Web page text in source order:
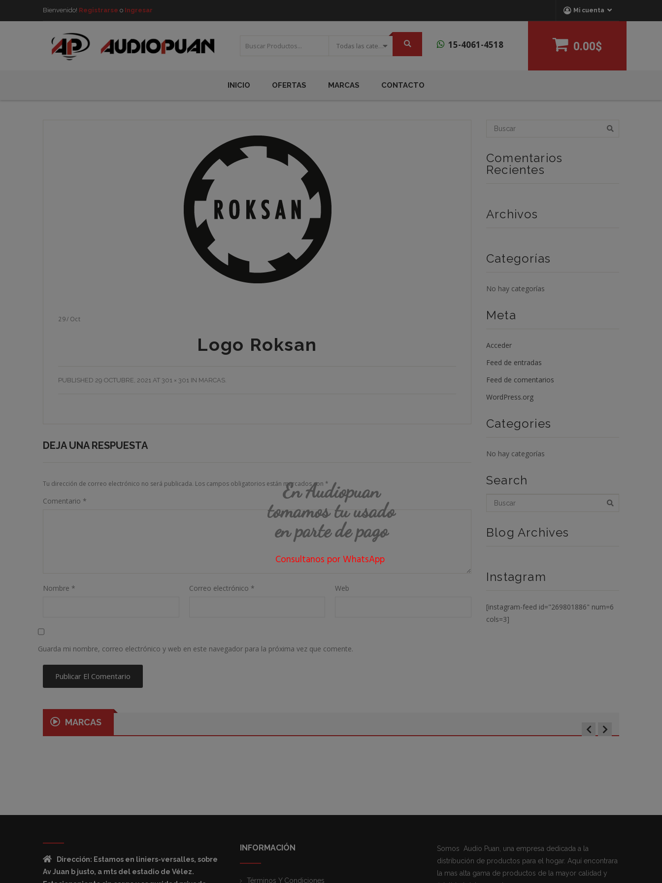
Bienvenido! Registrarse o Ingresar Mi cuenta
Todas las categorias 15-4061-4518 0.00$
INICIO OFERTAS MARCAS CONTACTO
29/ Oct
Logo Roksan
PUBLISHED 29 OCTUBRE, 2021 AT 301 × 301 IN MARCAS
DEJA UNA RESPUESTA
Tu dirección de correo electrónico no será publicada. Los campos obligatorios están marcados con *
Comentario *
Nombre * Correo electrónico * Web
Guarda mi nombre, correo electrónico y web en este navegador para la próxima vez que comente.
Comentarios
Recientes
Archivos
Categorías
No hay categorías
Meta
Acceder
Feed de entradas
Feed de comentarios
WordPress.org
Categories
No hay categorías
Search
Blog Archives
Instagram
[instagram-feed id="269801886" num=6
cols=3]
MARCAS
Dirección: Estamos en liniers-versalles, sobre
Av Juan b justo, a mts del estadio de Vélez.
INFORMACIÓN
Términos Y Condiciones
Somos Audio Puan, una empresa dedicada a la
distribución de productos para el hogar. Aquí encontrara
la mas alta gama de productos de la mayor calidad y
En Audiopuan
tomamos tu usado
en parte de pago
Consultanos por WhatsApp